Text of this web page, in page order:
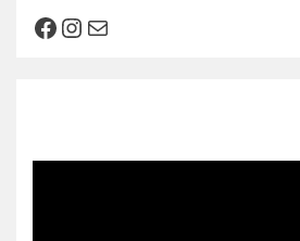
Facebook
Instagram
Mail